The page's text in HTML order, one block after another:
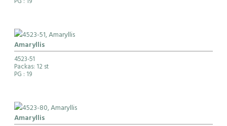
Amaryllis
4523-51
Packas: 12 st
PG : 19
Amaryllis